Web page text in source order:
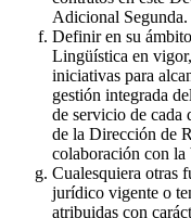
Adicional Segunda.
Definir en su
Lingüística en
iniciativas para
gestión integrada
de servicio de
de la Dirección de
colaboración con
Cualesquiera otras
jurídico vigente o
atribuidas con